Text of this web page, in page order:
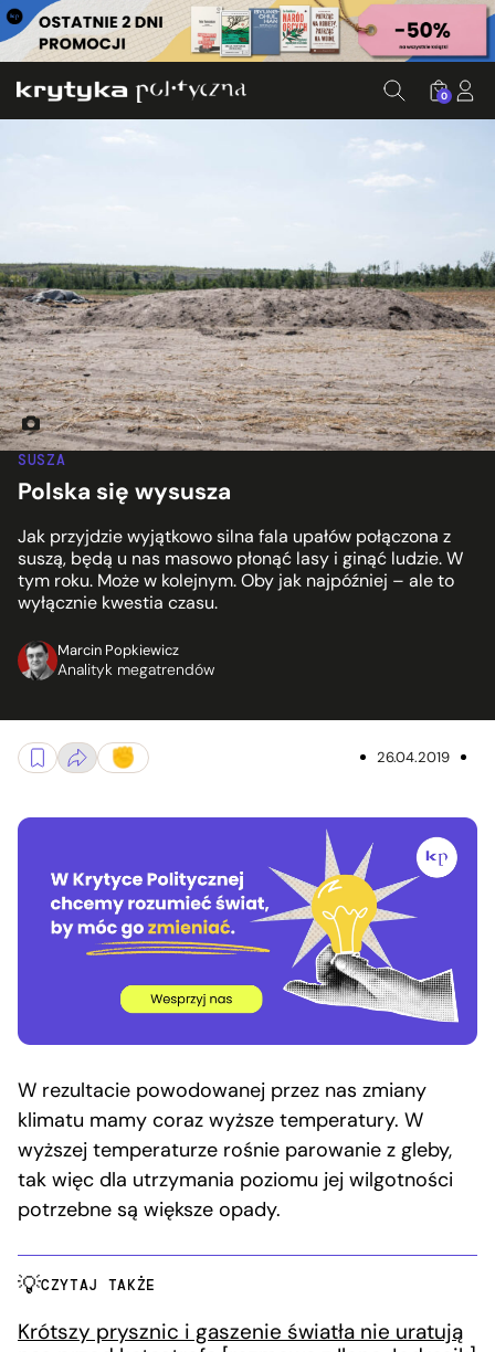
0
SUSZA
Polska się wysusza
Jak przyjdzie wyjątkowo silna fala upałów połączona z
suszą, będą u nas masowo płonąć lasy i ginąć ludzie. W
tym roku. Może w kolejnym. Oby jak najpóźniej – ale to
wyłącznie kwestia czasu.
Marcin Popkiewicz
Analityk megatrendów
Jałowa ziemia. W tle hałda kopalniana. Fot. Jakub
26.04.2019
W rezultacie powodowanej przez nas zmiany
klimatu mamy coraz wyższe temperatury. W
wyższej temperaturze rośnie parowanie z gleby,
tak więc dla utrzymania poziomu jej wilgotności
potrzebne są większe opady.
CZYTAJ TAKŻE
Krótszy prysznic i gaszenie światła nie uratują